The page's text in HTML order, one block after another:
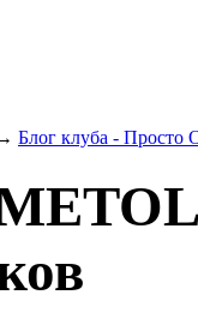
Блог клуба - Просто